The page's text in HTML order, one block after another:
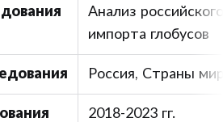
Анализ
импорта глобусов
Россия, Страны
2018-2023 гг.